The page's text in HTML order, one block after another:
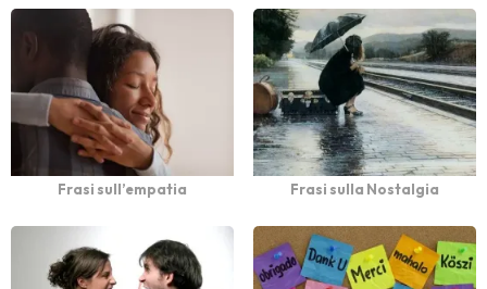
Frasi sull’empatia Frasi sulla Nostalgia